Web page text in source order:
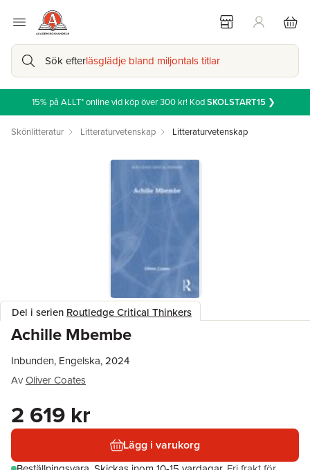
Sök efterläsglädje bland miljontals titlar
15% på ALLT* online vid köp över 300 kr! KodSKOLSTART15 ❯
Skönlitteratur Litteraturvetenskap Litteraturvetenskap
Del i serien Routledge Critical Thinkers
Achille Mbembe
Inbunden, Engelska, 2024
AvOliver Coates
2 619 kr
Lägg i varukorg